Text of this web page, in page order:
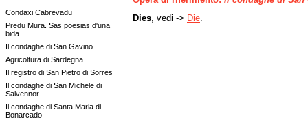
Condaxi Cabrevadu
Predu Mura. Sas poesias d'una
bida
Il condaghe di San Gavino
Agricoltura di Sardegna
Il registro di San Pietro di Sorres
Il condaghe di San Michele di
Salvennor
Il condaghe di Santa Maria di
Bonarcado
Dies , vedi -> Die